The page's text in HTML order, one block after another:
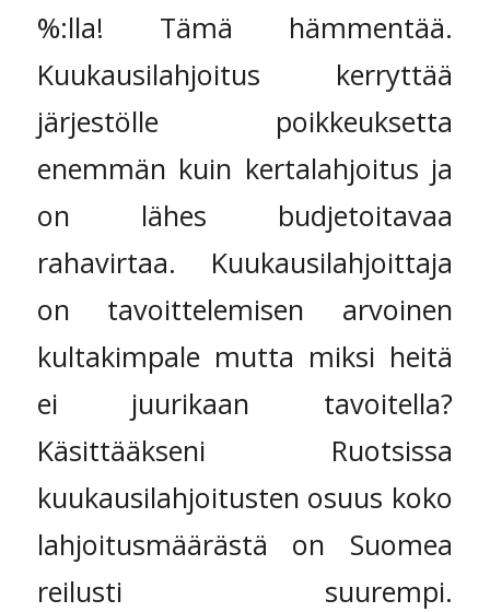
%:lla! Tämä hämmentää.
Kuukausilahjoitus kerryttää
järjestölle poikkeuksetta
enemmän kuin kertalahjoitus ja
on lähes budjetoitavaa
rahavirtaa. Kuukausilahjoittaja
on tavoittelemisen arvoinen
kultakimpale mutta miksi heitä
ei juurikaan tavoitella?
Käsittääkseni Ruotsissa
kuukausilahjoitusten osuus koko
lahjoitusmäärästä on Suomea
reilusti suurempi.